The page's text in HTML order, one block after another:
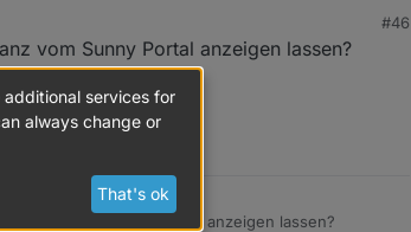
#46
vom Sunny Portal anzeigen lassen?
vom Sunny Portal anzeigen lassen?
additional services for
always change or
That's ok